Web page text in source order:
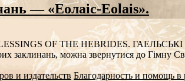
— «Еолаіс-Eolais».
OF THE HEBRIDES.
заклинань, можна звернутися до Гімну
и издательств Благодарность и помощь в